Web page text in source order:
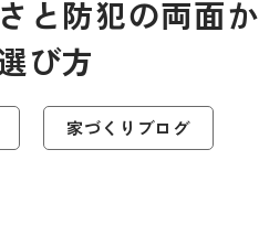
と防犯の両面
び方
家づくりブログ